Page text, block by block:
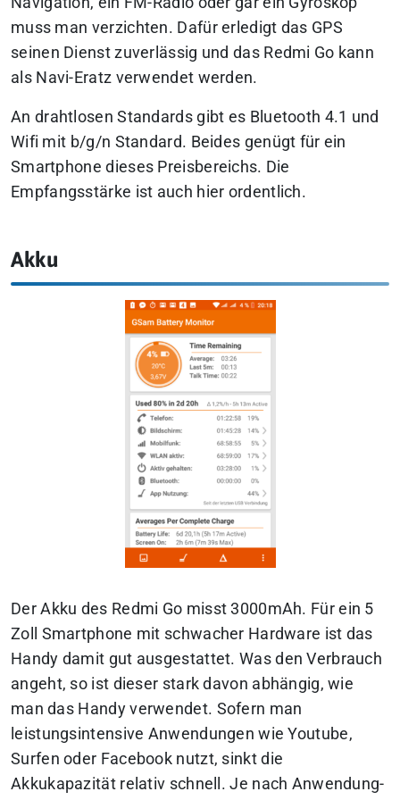
muss man verzichten. Dafür erledigt das GPS
seinen Dienst zuverlässig und das Redmi Go kann
als Navi-Eratz verwendet werden.
An drahtlosen Standards gibt es Bluetooth 4.1 und
Wifi mit b/g/n Standard. Beides genügt für ein
Smartphone dieses Preisbereichs. Die
Empfangsstärke ist auch hier ordentlich.
Akku
Der Akku des Redmi Go misst 3000mAh. Für ein 5
Zoll Smartphone mit schwacher Hardware ist das
Handy damit gut ausgestattet. Was den Verbrauch
angeht, so ist dieser stark davon abhängig, wie
man das Handy verwendet. Sofern man
leistungsintensive Anwendungen wie Youtube,
Surfen oder Facebook nutzt, sinkt die
Akkukapazität relativ schnell. Je nach Anwendung-